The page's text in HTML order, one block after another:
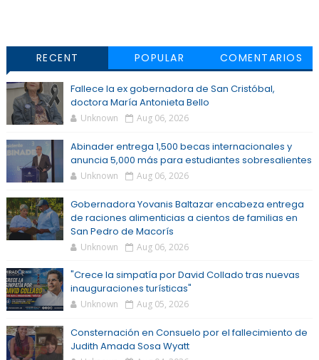
RECENT POPULAR COMENTARIOS
Fallece la ex gobernadora de San Cristóbal,
doctora María Antonieta Bello
Unknown Aug 06, 2026
Abinader entrega 1,500 becas internacionales y
anuncia 5,000 más para estudiantes sobresalientes
Unknown Aug 06, 2026
Gobernadora Yovanis Baltazar encabeza entrega
de raciones alimenticias a cientos de familias en
San Pedro de Macorís
Unknown Aug 06, 2026
"Crece la simpatía por David Collado tras nuevas
inauguraciones turísticas"
Unknown Aug 05, 2026
Consternación en Consuelo por el fallecimiento de
Judith Amada Sosa Wyatt